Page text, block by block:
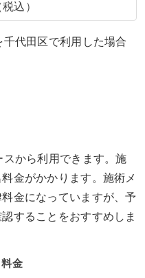
込）
代田区で利用した場合
から利用できます。施
金がかかります。施術メ
金になっていますが、予
することをおすすめしま
金